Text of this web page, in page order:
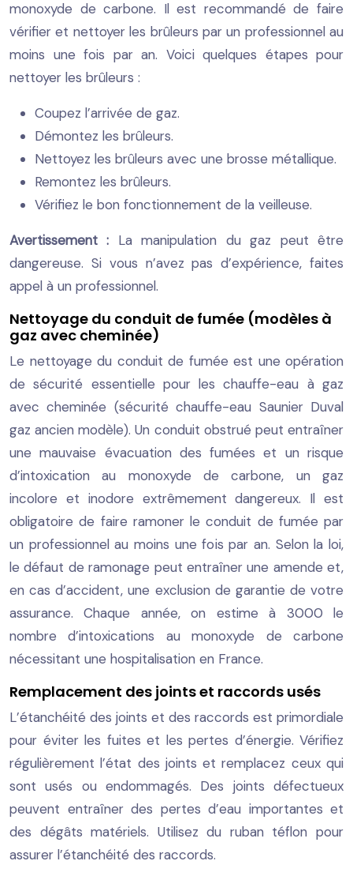
monoxyde de carbone. Il est recommandé de faire
vérifier et nettoyer les brûleurs par un professionnel au
moins une fois par an. Voici quelques étapes pour
nettoyer les brûleurs :
Coupez l’arrivée de gaz.
Démontez les brûleurs.
Nettoyez les brûleurs avec une brosse métallique.
Remontez les brûleurs.
Vérifiez le bon fonctionnement de la veilleuse.
Avertissement : La manipulation du gaz peut être
dangereuse. Si vous n’avez pas d’expérience, faites
appel à un professionnel.
Nettoyage du conduit de fumée (modèles à
gaz avec cheminée)
Le nettoyage du conduit de fumée est une opération
de sécurité essentielle pour les chauffe-eau à gaz
avec cheminée (sécurité chauffe-eau Saunier Duval
gaz ancien modèle). Un conduit obstrué peut entraîner
une mauvaise évacuation des fumées et un risque
d’intoxication au monoxyde de carbone, un gaz
incolore et inodore extrêmement dangereux. Il est
obligatoire de faire ramoner le conduit de fumée par
un professionnel au moins une fois par an. Selon la loi,
le défaut de ramonage peut entraîner une amende et,
en cas d’accident, une exclusion de garantie de votre
assurance. Chaque année, on estime à 3000 le
nombre d’intoxications au monoxyde de carbone
nécessitant une hospitalisation en France.
Remplacement des joints et raccords usés
L’étanchéité des joints et des raccords est primordiale
pour éviter les fuites et les pertes d’énergie. Vérifiez
régulièrement l’état des joints et remplacez ceux qui
sont usés ou endommagés. Des joints défectueux
peuvent entraîner des pertes d’eau importantes et
des dégâts matériels. Utilisez du ruban téflon pour
assurer l’étanchéité des raccords.